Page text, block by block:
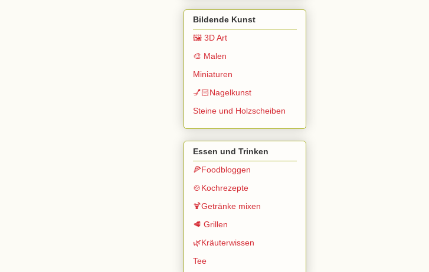
Bildende Kunst
🖼️ 3D Art
🎨 Malen
Miniaturen
💅🏻Nagelkunst
Steine und Holzscheiben
Essen und Trinken
🍕Foodbloggen
🍲Kochrezepte
🍹Getränke mixen
🥩 Grillen
🌿Kräuterwissen
Tee